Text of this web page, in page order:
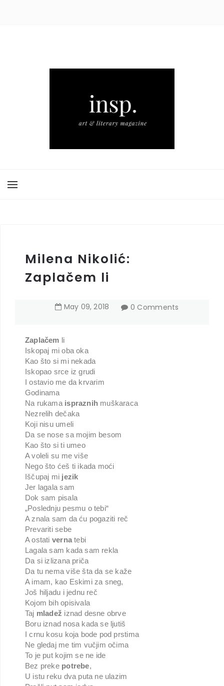
Milena Nikolić:
Zaplačem li
May 09,2018 0 Comments
Zaplačem li
Iskopaj mi oba oka
Kao što si mi nekada
Iskopao srce iz grudi
I ostavio me da krvarim
Godinama
Na rukama ispraznih muškaraca
Nezrelih dečaka
Koji nisu umeli
Da se nose sa mojim besom
Kao što si ti umeo
A voleli su me više
Nego što ćeš ti ikada moći
Iščupaj mi jezik
Jer lagala sam
Dok sam pisala
„Poslednju pesmu o tebi“
A znala sam da ću pogaziti reč
Prevariti sebe
A ostati vernatebi
Lagala sam kada sam rekla
Da si izlizana priča
Da tu nema više šta da se kaže
A imam, kao Eskimi za sneg,
Još hiljadu i jednu reč
Kojom bih opisivala
Taj mladež iznad desne obrve
Boru iznad nosa kada se ljutiš
I crnu kosu koja bode pod prstima
Ne gledaj me tim vučjim očima
To je put kojim se ne ide
Bez preke potrebe,
U istu reku dva puta ne ulazim